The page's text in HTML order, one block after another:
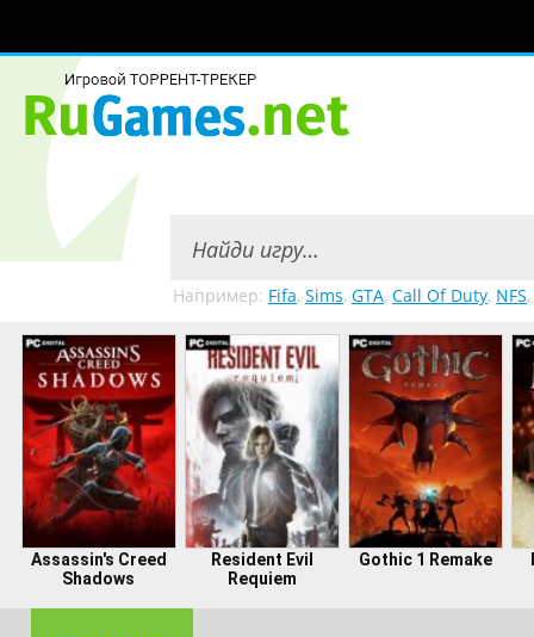
Например: Fifa, Sims, GTA, Call Of Duty, NFS,
Assassin's Creed
Shadows
Resident Evil
Requiem
Gothic 1 Remake